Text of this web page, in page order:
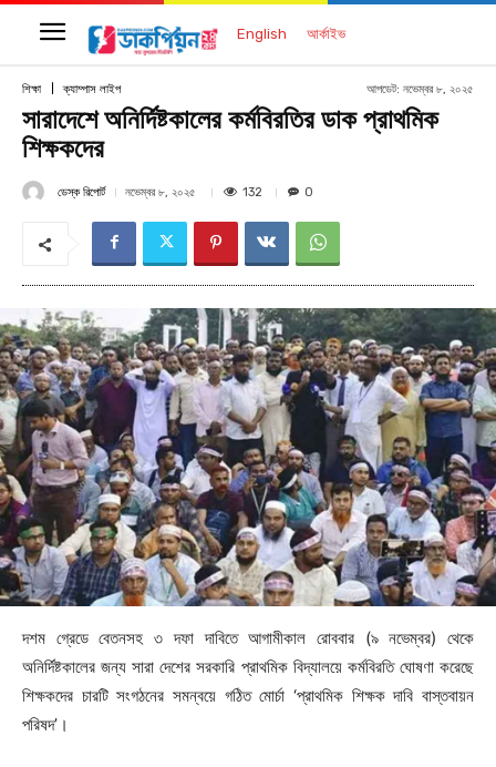
English আর্কাইভ
শিক্ষা ক্যাম্পাস লাইপ আপডেট: নভেম্বর ৮, ২০২৫
সারাদেশে অনির্দিষ্টকালের কর্মবিরতির ডাক প্রাথমিক
শিক্ষকদের
ডেস্ক রিপোর্ট নভেম্বর ৮, ২০২৫ 132 0
দশম গ্রেডে বেতনসহ ৩ দফা দাবিতে আগামীকাল রোববার (৯ নভেম্বর) থেকে
অনির্দিষ্টকালের জন্য সারা দেশের সরকারি প্রাথমিক বিদ্যালয়ে কর্মবিরতি ঘোষণা করেছে
শিক্ষকদের চারটি সংগঠনের সমন্বয়ে গঠিত মোর্চা ‘প্রাথমিক শিক্ষক দাবি বাস্তবায়ন
পরিষদ’।